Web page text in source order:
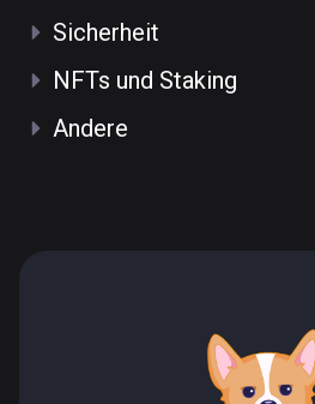
Sicherheit
NFTs und Staking
Andere